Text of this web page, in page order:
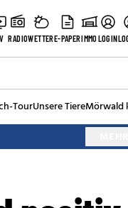
RADIOWETTERE-PAPERIMMOLOGIN
TourUnsere TiereMörwald